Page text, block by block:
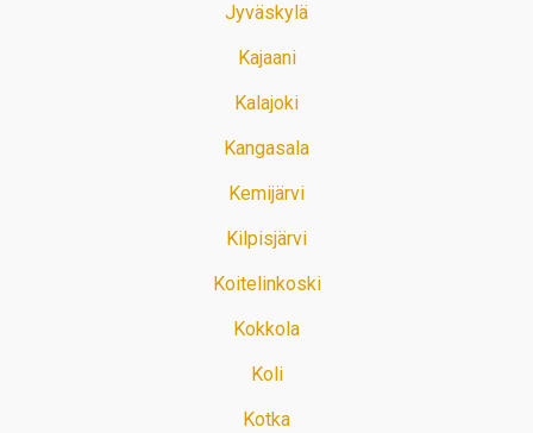
Jyväskylä
Kajaani
Kalajoki
Kangasala
Kemijärvi
Kilpisjärvi
Koitelinkoski
Kokkola
Koli
Kotka